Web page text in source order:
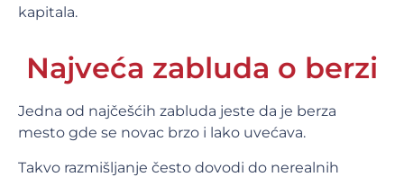
kapitala.
Najveća zabluda o berzi
Jedna od najčešćih zabluda jeste da je berza
mesto gde se novac brzo i lako uvećava.
Takvo razmišljanje često dovodi do nerealnih